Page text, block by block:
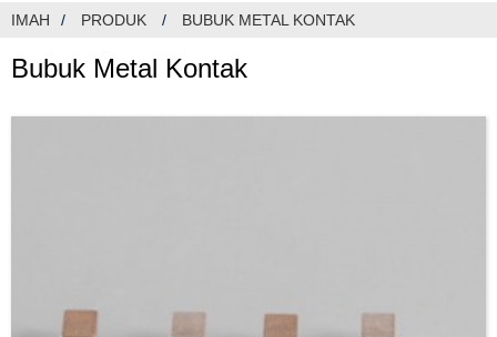
IMAH PRODUK BUBUK METAL KONTAK
Bubuk Metal Kontak